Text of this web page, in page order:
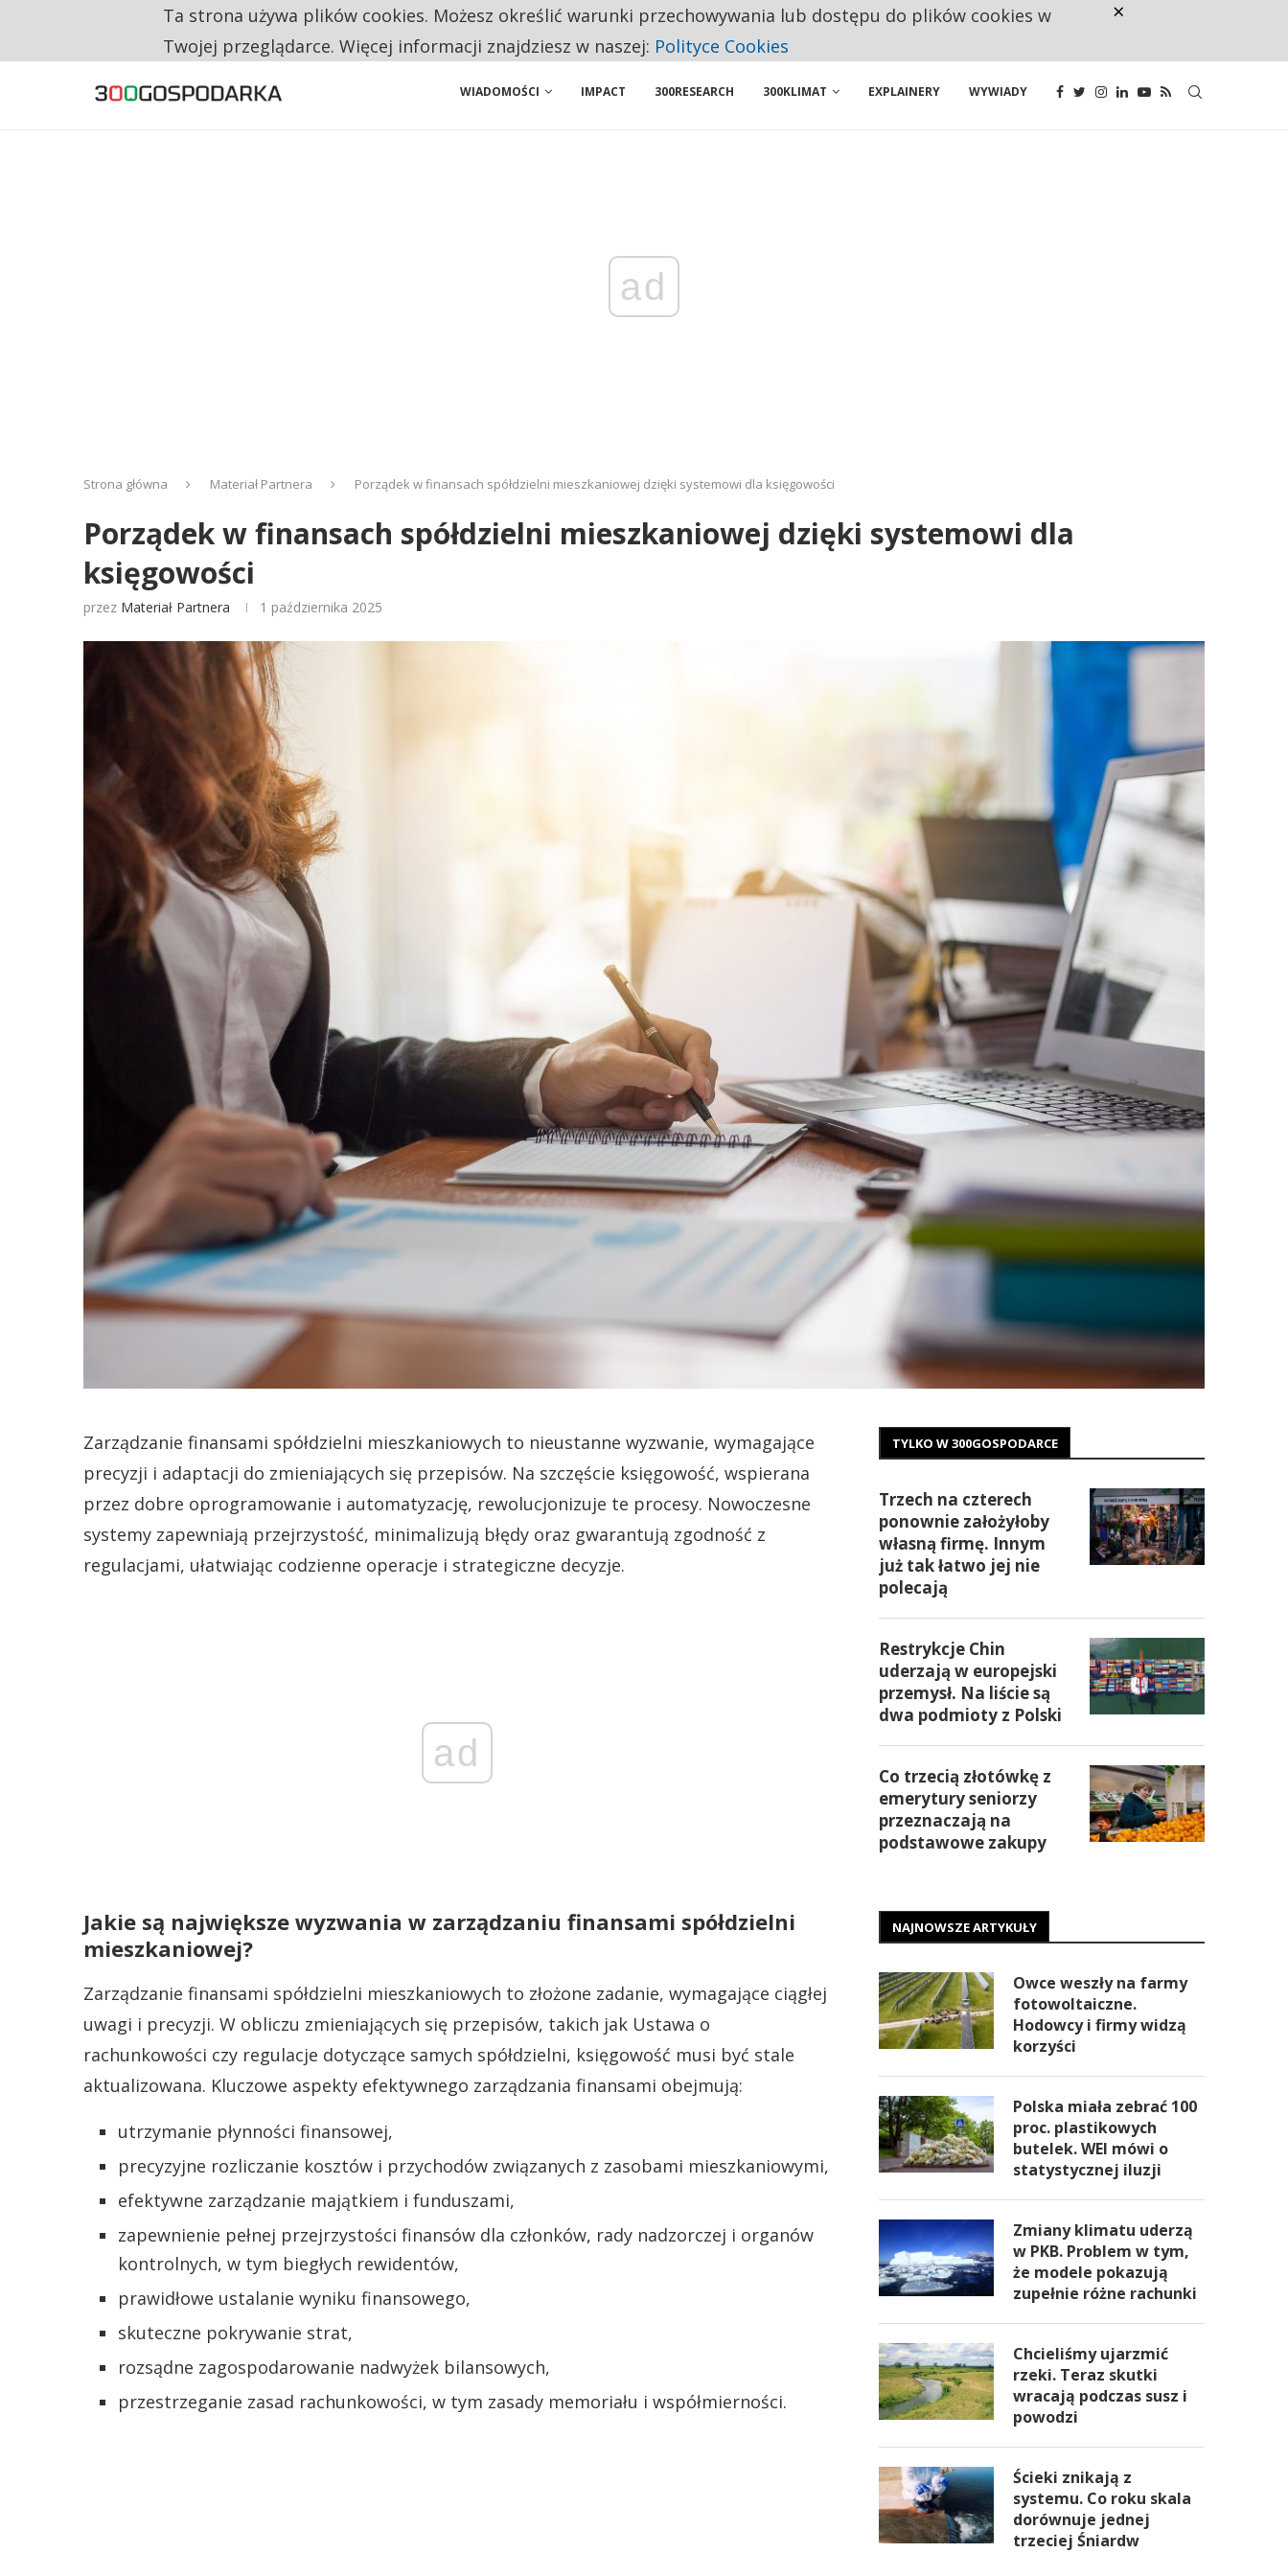
CO TRZECIĄ ZŁOTÓWKĘ Z EMERYTURY SENIORZY PRZEZNACZAJĄ NA PODSTAWOWE ZAKUPY
WIADOMOŚCI IMPACT 300RESEARCH 300KLIMAT EXPLAINERY WYWIADY
ad
Strona główna Materiał Partnera Porządek w finansach spółdzielni mieszkaniowej dzięki systemowi dla księgowości
Porządek w finansach spółdzielni mieszkaniowej dzięki systemowi dla
księgowości
przez Materiał Partnera 1 października 2025
Zarządzanie finansami spółdzielni mieszkaniowych to nieustanne wyzwanie, wymagające
precyzji i adaptacji do zmieniających się przepisów. Na szczęście księgowość, wspierana
przez dobre oprogramowanie i automatyzację, rewolucjonizuje te procesy. Nowoczesne
systemy zapewniają przejrzystość, minimalizują błędy oraz gwarantują zgodność z
regulacjami, ułatwiając codzienne operacje i strategiczne decyzje.
ad
Jakie są największe wyzwania w zarządzaniu finansami spółdzielni
mieszkaniowej?
Zarządzanie finansami spółdzielni mieszkaniowych to złożone zadanie, wymagające ciągłej
uwagi i precyzji. W obliczu zmieniających się przepisów, takich jak Ustawa o
rachunkowości czy regulacje dotyczące samych spółdzielni, księgowość musi być stale
aktualizowana. Kluczowe aspekty efektywnego zarządzania finansami obejmują:
utrzymanie płynności finansowej,
precyzyjne rozliczanie kosztów i przychodów związanych z zasobami mieszkaniowymi,
efektywne zarządzanie majątkiem i funduszami,
zapewnienie pełnej przejrzystości finansów dla członków, rady nadzorczej i organów
kontrolnych, w tym biegłych rewidentów,
prawidłowe ustalanie wyniku finansowego,
skuteczne pokrywanie strat,
rozsądne zagospodarowanie nadwyżek bilansowych,
przestrzeganie zasad rachunkowości, w tym zasady memoriału i współmierności.
TYLKO W 300GOSPODARCE
Trzech na czterech
ponownie założyłoby
własną firmę. Innym
już tak łatwo jej nie
polecają
Restrykcje Chin
uderzają w europejski
przemysł. Na liście są
dwa podmioty z Polski
Co trzecią złotówkę z
emerytury seniorzy
przeznaczają na
podstawowe zakupy
NAJNOWSZE ARTYKUŁY
Owce weszły na farmy
fotowoltaiczne.
Hodowcy i firmy widzą
korzyści
Polska miała zebrać 100
proc. plastikowych
butelek. WEI mówi o
statystycznej iluzji
Zmiany klimatu uderzą
w PKB. Problem w tym,
że modele pokazują
zupełnie różne rachunki
Chcieliśmy ujarzmić
rzeki. Teraz skutki
wracają podczas susz i
powodzi
Ścieki znikają z
systemu. Co roku skala
dorównuje jednej
trzeciej Śniardw
Ta strona używa plików cookies. Możesz określić warunki przechowywania lub dostępu do plików cookies w
Twojej przeglądarce. Więcej informacji znajdziesz w naszej: Polityce Cookies
×